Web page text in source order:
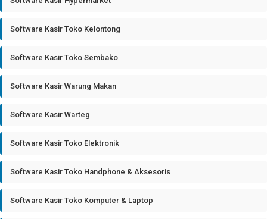
Software Kasir Toko Kelontong
Software Kasir Toko Sembako
Software Kasir Warung Makan
Software Kasir Warteg
Software Kasir Toko Elektronik
Software Kasir Toko Handphone & Aksesoris
Software Kasir Toko Komputer & Laptop